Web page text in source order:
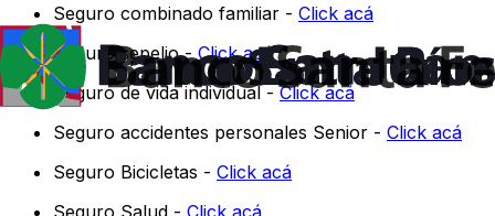
Seguro combinado familiar - Click acá
Seguro sepelio -Click acá
Seguro de vida individual -Click acá
Seguro accidentes personales Senior - Click acá
Seguro Bicicletas - Click acá
Seguro Salud - Click acá